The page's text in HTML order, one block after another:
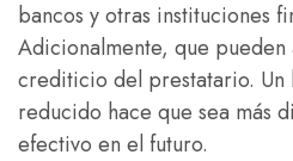
bancos y otras instituciones
Adicionalmente, que
crediticio del prestatario.
reducido hace que sea más
efectivo en el futuro.